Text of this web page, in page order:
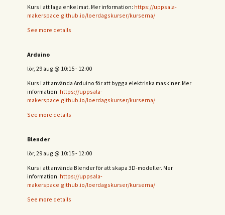
Kurs i att laga enkel mat. Mer information: https://uppsala-
makerspace.github.io/loerdagskurser/kurserna/
See more details
Arduino
lör, 29 aug @ 10:15- 12:00
Kurs i att använda Arduino för att bygga elektriska maskiner. Mer
information: https://uppsala-
makerspace.github.io/loerdagskurser/kurserna/
See more details
Blender
lör, 29 aug @ 10:15- 12:00
Kurs i att använda Blender för att skapa 3D-modeller. Mer
information: https://uppsala-
makerspace.github.io/loerdagskurser/kurserna/
See more details